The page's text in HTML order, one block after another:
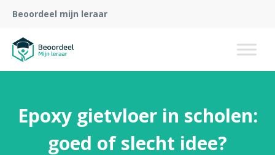
Beoordeel mijn leraar
Epoxy gietvloer in scholen:
goed of slecht idee?